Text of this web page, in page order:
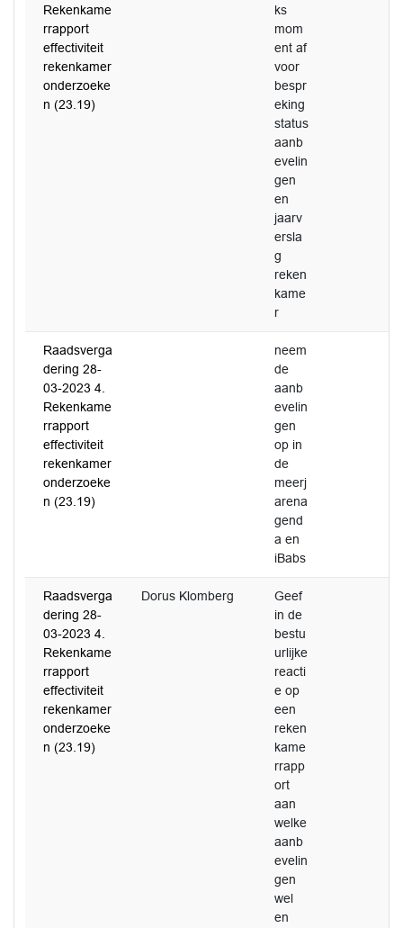
Rekenkame
rrapport
effectiviteit
rekenkamer
onderzoeke
n (23.19)
ks
mom
ent af
voor
bespr
eking
status
aanb
evelin
gen
en
jaarv
ersla
g
reken
kame
r
Raadsverga
dering 28-
03-2023 4.
Rekenkame
rrapport
effectiviteit
rekenkamer
onderzoeke
n (23.19)
neem
de
aanb
evelin
gen
op in
de
meerj
arena
gend
a en
iBabs
Raadsverga
dering 28-
03-2023 4.
Rekenkame
rrapport
effectiviteit
rekenkamer
onderzoeke
n (23.19)
Dorus Klomberg
Geef
in de
bestu
urlijke
reacti
e op
een
reken
kame
rrapp
ort
aan
welke
aanb
evelin
gen
wel
en